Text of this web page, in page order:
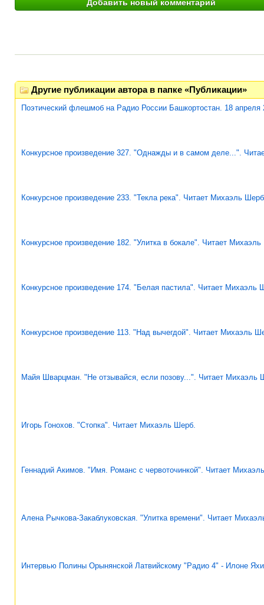
Другие публикации автора в папке «Публикации»
Поэтический флешмоб на Радио России Башкортостан. 18 апреля
Конкурсное произведение 327. "Однажды и в самом деле...".
Конкурсное произведение 233. "Текла река". Читает Михаэль Шерб
Конкурсное произведение 182. "Улитка в бокале". Читает
Конкурсное произведение 174. "Белая пастила". Читает Михаэль
Конкурсное произведение 113. "Над вычегдой". Читает Михаэль
Майя Шварцман. "Не отзывайся, если позову...". Читает Михаэль
Игорь Гонохов. "Стопка". Читает Михаэль Шерб.
Геннадий Акимов. "Имя. Романс с червоточинкой". Читает
Алена Рычкова-Закаблуковская. "Улитка времени". Читает
Интервью Полины Орынянской Латвийскому "Радио 4" - Илоне